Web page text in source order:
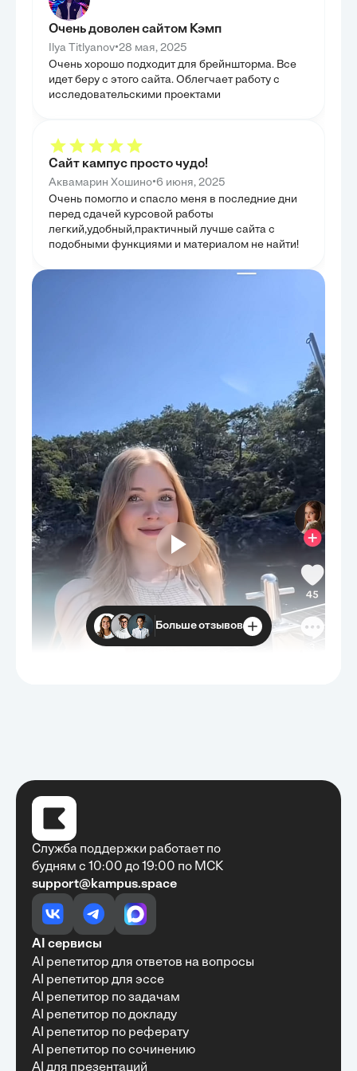
конструкций, что позволило выявить системность
его подхода. Особое внимание было уделено
детальному рассмотрению придаточных
предложений, их типологии и функциональной
нагрузке, что раскрыло тонкости шахматовского
понимания синтаксических связей. Было показано
значительное влияние синтаксической концепции
сложного предложения, подчеркивая его
продемонстрировать, как идеи Шахматова
продолжают резонировать в современной науке.
Таким образом, эта глава завершила обзор
основной части работы, представив комплексное
видение синтаксиса русского языка в трактовке
Шахматова.
Очень доволен сайтом Кэмп
Ilya Titlyanov•28 мая, 2025
Очень хорошо подходит для брейншторма. Все
идет беру с этого сайта. Облегчает работу с
исследовательскими проектами
Сайт кампус просто чудо!
Аквамарин Хошино•6 июня, 2025
Очень помогло и спасло меня в последние дни
перед сдачей курсовой работы
легкий,удобный,практичный лучше сайта с
подобными функциями и материалом не найти!
Очень быстро, недорого, качественно,
доступно
Алексей Антонов•27 мая, 2025
Обучение с Кампус Хаб — очень экономит
полезной информации. Рекомендую ...
Рекомендую Кампус АИ всем, кто хочет
учиться эффективно и с комфортом
Больше отзывов
Служба поддержки работает по
будням с 10:00 до 19:00 по МСК
support@kampus.space
AI сервисы
AI репетитор для ответов на вопросы
AI репетитор для эссе
AI репетитор по задачам
AI репетитор по докладу
AI репетитор по реферату
AI репетитор по сочинению
AI для презентаций